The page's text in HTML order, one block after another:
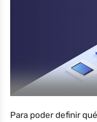
Para poder definir